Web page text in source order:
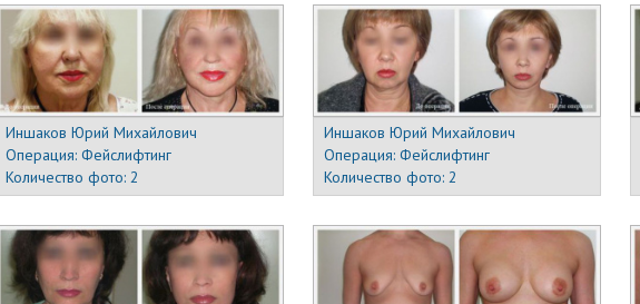
Иншаков Юрий Михайлович
Операция:Фейслифтинг
Количество фото:2
Иншаков Юрий Михайлович
Операция: Фейслифтинг
Количество фото: 2